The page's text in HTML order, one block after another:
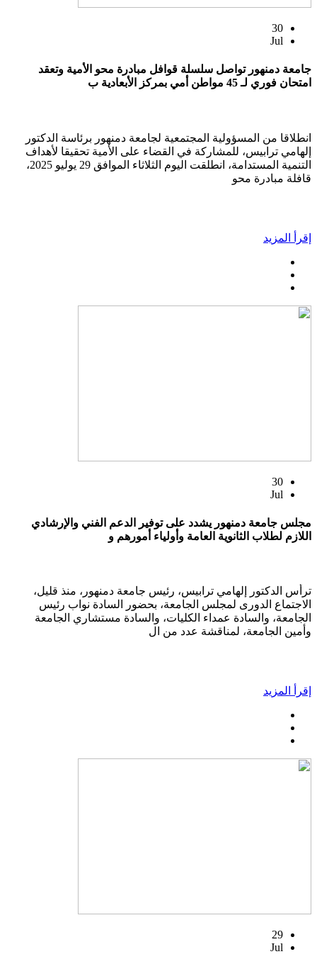
30
Jul
جامعة دمنهور تواصل سلسلة قوافل مبادرة محو الأمية وتعقد
امتحان فوري لـ 45 مواطن أمي بمركز الأبعادية ب
انطلاقا من المسؤولية المجتمعية لجامعة دمنهور برئاسة الدكتور
إلهامي ترابيس، للمشاركة في القضاء على الأمية تحقيقا لأهداف
التنمية المستدامة، انطلقت اليوم الثلاثاء الموافق 29 يوليو 2025،
قافلة مبادرة محو
إقرأ المزيد
30
Jul
مجلس جامعة دمنهور يشدد على توفير الدعم الفني والإرشادي
اللازم لطلاب الثانوية العامة وأولياء أمورهم و
ترأس الدكتور إلهامي ترابيس، رئيس جامعة دمنهور، منذ قليل،
الاجتماع الدورى لمجلس الجامعة، بحضور السادة نواب رئيس
الجامعة، والسادة عمداء الكليات، والسادة مستشاري الجامعة
وأمين الجامعة، لمناقشة عدد من ال
إقرأ المزيد
29
Jul